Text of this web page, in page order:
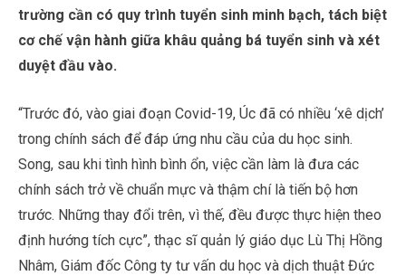
trường cần có quy trình tuyển sinh minh bạch, tách biệt
cơ chế vận hành giữa khâu quảng bá tuyển sinh và xét
duyệt đầu vào.
“Trước đó, vào giai đoạn Covid-19, Úc đã có nhiều ‘xê dịch’
trong chính sách để đáp ứng nhu cầu của du học sinh.
Song, sau khi tình hình bình ổn, việc cần làm là đưa các
chính sách trở về chuẩn mực và thậm chí là tiến bộ hơn
trước. Những thay đổi trên, vì thế, đều được thực hiện theo
định hướng tích cực”, thạc sĩ quản lý giáo dục Lù Thị Hồng
Nhâm, Giám đốc Công ty tư vấn du học và dịch thuật Đức